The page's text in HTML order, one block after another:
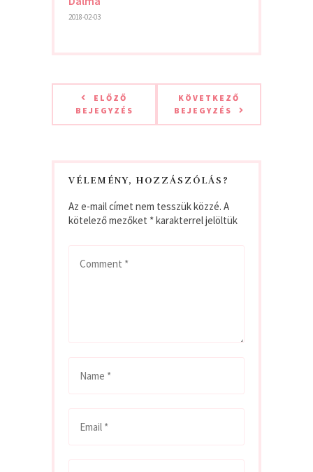
2018-02-03
ELŐZŐ
BEJEGYZÉS
KÖVETKEZŐ
BEJEGYZÉS
VÉLEMÉNY, HOZZÁSZÓLÁS?
Az e-mail címet nem tesszük közzé. A
kötelező mezőket *karakterrel jelöltük